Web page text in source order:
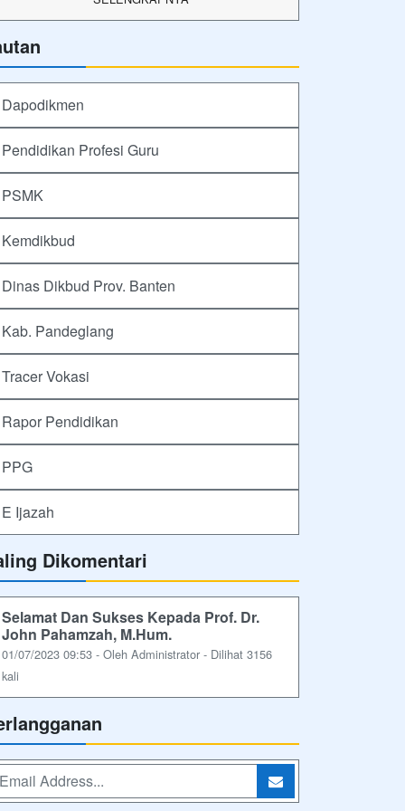
Dapodikmen
Pendidikan Profesi Guru
PSMK
Kemdikbud
Dinas Dikbud Prov. Banten
Kab. Pandeglang
Tracer Vokasi
Rapor Pendidikan
PPG
E Ijazah
Dikomentari
Selamat Dan Sukses Kepada Prof. Dr.
John Pahamzah, M.Hum.
01/07/2023 09:53 - Oleh Administrator - Dilihat 3156
kali